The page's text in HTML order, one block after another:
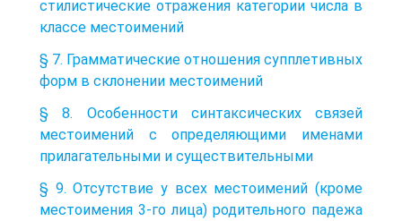
стилистические отражения категории числа в
классе местоимений
§ 7. Грамматические отношения супплетивных
форм в склонении местоимений
§ 8. Особенности синтаксических связей
местоимений с определяющими именами
прилагательными и существительными
§ 9. Отсутствие у всех местоимений (кроме
местоимения 3-го лица) родительного падежа